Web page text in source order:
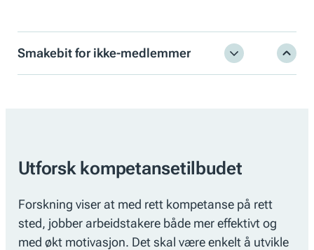
Smakebit for ikke-medlemmer
Utforsk kompetansetilbudet
Forskning viser at med rett kompetanse på rett
sted, jobber arbeidstakere både mer effektivt og
med økt motivasjon. Det skal være enkelt å utvikle